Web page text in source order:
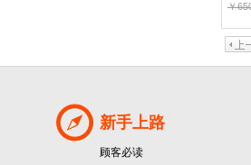
￥
新手上路
顾客必读